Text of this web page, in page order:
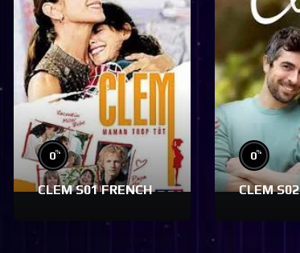
0%
CLEM S01 FRENCH
0%
CLEM